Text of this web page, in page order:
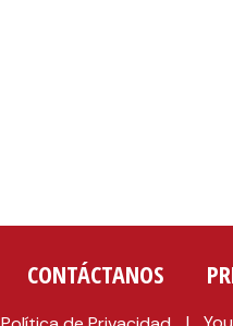
CONTÁCTANOS